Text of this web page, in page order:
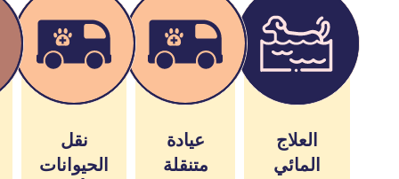
العلاج
المائي
عيادة
متنقلة
نقل
الحيوانات